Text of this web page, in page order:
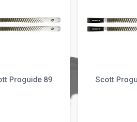
Proguide 89 Scott